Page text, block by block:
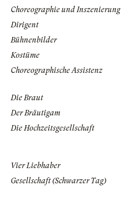
Choreographie und Inszenierung
Dirigent
Bühnenbilder
Kostüme
Choreographische Assistenz
Die Braut
Der Bräutigam
Die Hochzeitsgesellschaft
Vier Liebhaber
Gesellschaft (Schwarzer Tag)